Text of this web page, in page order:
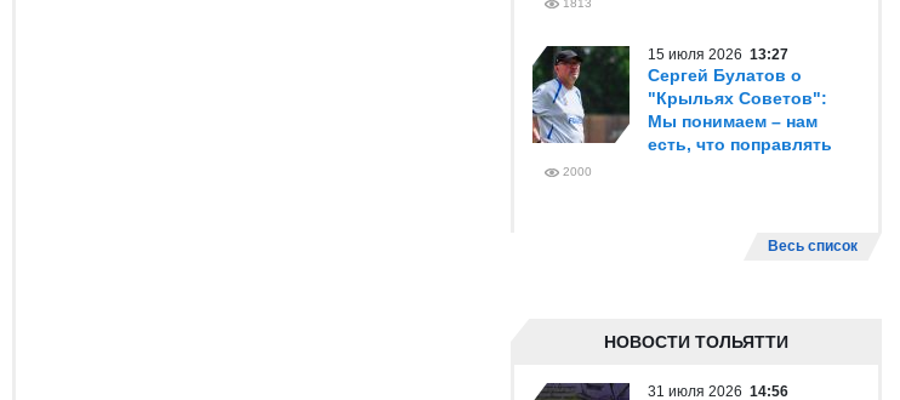
1813
15 июля 2026 13:27
Сергей Булатов о
"Крыльях Советов":
Мы понимаем – нам
есть, что поправлять
2000
Весь список
НОВОСТИ ТОЛЬЯТТИ
31 июля 2026 14:56